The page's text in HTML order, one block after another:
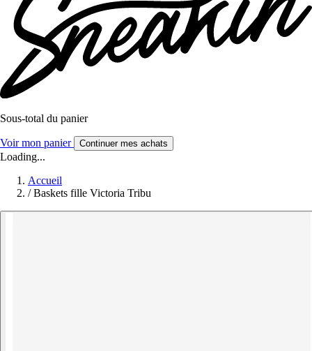
Sous-total du panier
Voir mon panier Continuer mes achats
Loading...
Accueil
/ Baskets fille Victoria Tribu